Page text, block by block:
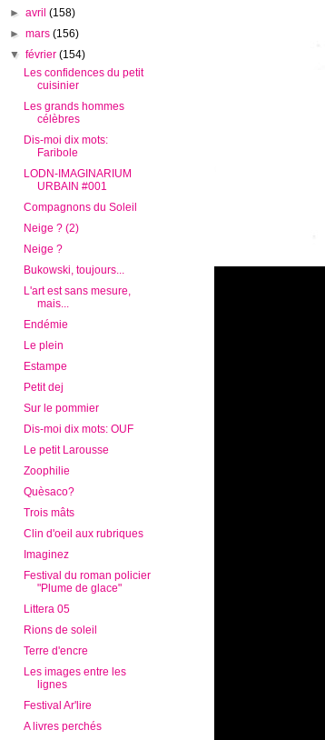
►avril(158)
►mars(156)
▼février(154)
Les confidences du petit
cuisinier
Les grands hommes
célèbres
Dis-moi dix mots:
Faribole
LODN-IMAGINARIUM
URBAIN #001
Compagnons du Soleil
Neige ? (2)
Neige ?
Bukowski, toujours...
L'art est sans mesure,
mais...
Endémie
Le plein
Estampe
Petit dej
Sur le pommier
Dis-moi dix mots: OUF
Le petit Larousse
Zoophilie
Quèsaco?
Trois mâts
Clin d'oeil aux rubriques
Imaginez
Festival du roman policier
"Plume de glace"
Littera 05
Rions de soleil
Terre d'encre
Les images entre les
lignes
Festival Ar'lire
A livres perchés